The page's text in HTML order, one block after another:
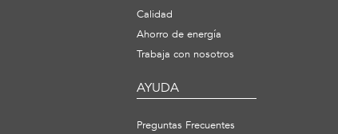
Calidad
Ahorro de energía
Trabaja con nosotros
AYUDA
Preguntas Frecuentes